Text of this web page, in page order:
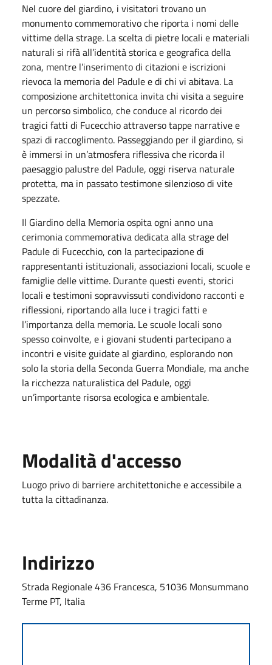
Nel cuore del giardino, i visitatori trovano un
monumento commemorativo che riporta i nomi delle
vittime della strage. La scelta di pietre locali e materiali
naturali si rifà all’identità storica e geografica della
zona, mentre l’inserimento di citazioni e iscrizioni
rievoca la memoria del Padule e di chi vi abitava. La
composizione architettonica invita chi visita a seguire
un percorso simbolico, che conduce al ricordo dei
tragici fatti di Fucecchio attraverso tappe narrative e
spazi di raccoglimento. Passeggiando per il giardino, si
è immersi in un’atmosfera riflessiva che ricorda il
paesaggio palustre del Padule, oggi riserva naturale
protetta, ma in passato testimone silenzioso di vite
spezzate.
Il Giardino della Memoria ospita ogni anno una
cerimonia commemorativa dedicata alla strage del
Padule di Fucecchio, con la partecipazione di
rappresentanti istituzionali, associazioni locali, scuole e
famiglie delle vittime. Durante questi eventi, storici
locali e testimoni sopravvissuti condividono racconti e
riflessioni, riportando alla luce i tragici fatti e
l’importanza della memoria. Le scuole locali sono
spesso coinvolte, e i giovani studenti partecipano a
incontri e visite guidate al giardino, esplorando non
solo la storia della Seconda Guerra Mondiale, ma anche
la ricchezza naturalistica del Padule, oggi
un’importante risorsa ecologica e ambientale.
Modalità d'accesso
Luogo privo di barriere architettoniche e accessibile a
tutta la cittadinanza.
Indirizzo
Strada Regionale 436 Francesca, 51036 Monsummano
Terme PT, Italia